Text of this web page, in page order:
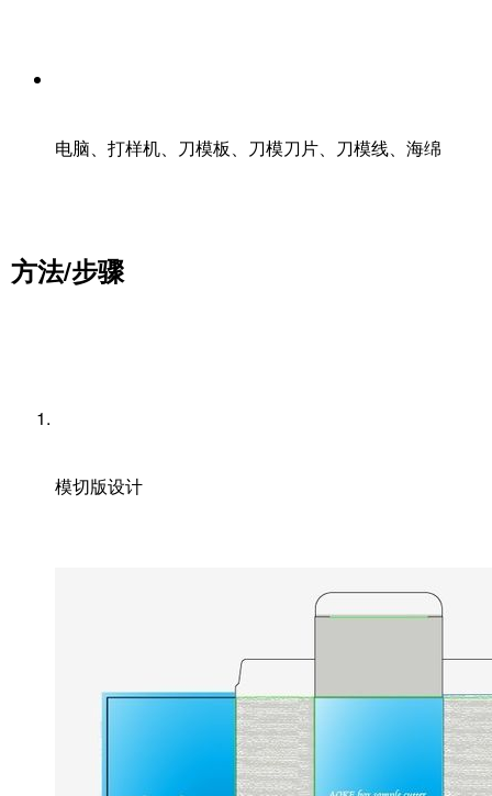
​电脑、打样机、刀模板、刀模刀片、刀模线、海绵
方法/步骤
模切版设计​